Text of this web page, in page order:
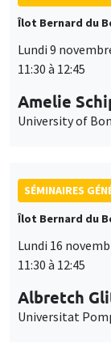
Îlot Bernard du
11:30 à 12:45
University of
SÉMINAIRES
Îlot Bernard du
11:30 à 12:45
Universitat
et
des
cookies
Personnaliser